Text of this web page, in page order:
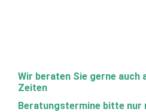
Wir beraten Sie gerne auch
Zeiten
Beratungstermine bitte nur